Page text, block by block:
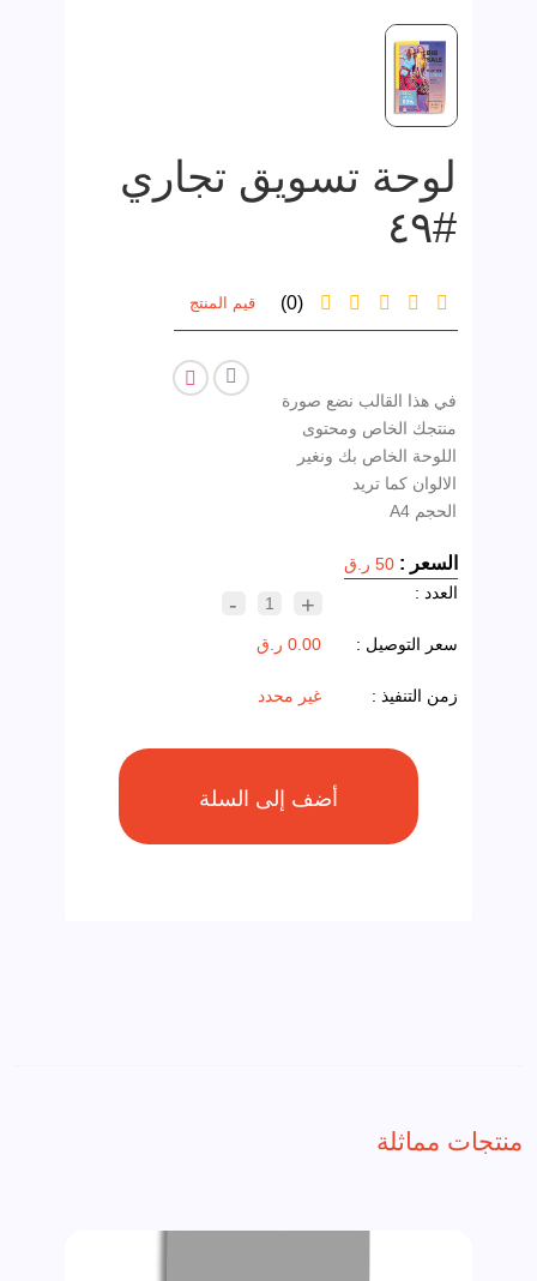
لوحة تسويق تجاري
#٤٩
(0) قيم المنتج
في هذا القالب نضع صورة
منتجك الخاص ومحتوى
اللوحة الخاص بك ونغير
الحجم A4
السعر :50 ر.ق
العدد :
+
1
-
سعر التوصيل : 0.00 ر.ق
زمن التنفيذ : غير محدد
منتجات مماثلة